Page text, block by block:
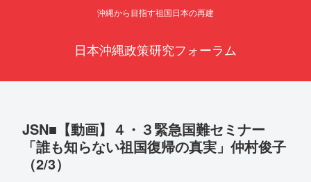
沖縄から目指す祖国日本の再建
日本沖縄政策研究フォーラム
JSN■【動画】４・３緊急国難セミナー
「誰も知らない祖国復帰の真実」仲村俊子
（2/3）